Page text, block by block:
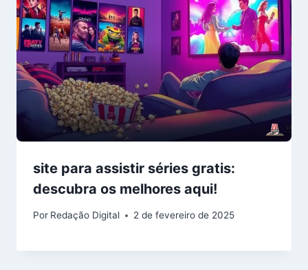
site para assistir séries gratis:
descubra os melhores aqui!
Por Redação Digital 2 de fevereiro de 2025